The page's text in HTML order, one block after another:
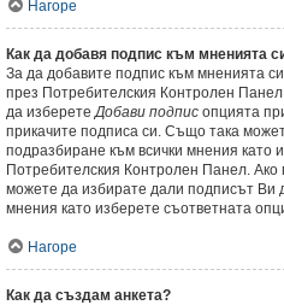
Нагоре
Как да добавя подпис към мненията
За да добавите подпис към мненията
през Потребителския Контролен
да изберетеДобави подпис опцията
прикачите подписа си. Също така
подразбиране към всички мнения като
Потребителския Контролен Панел. Ако
можете да избирате дали подписът Ви
мнения като изберете съответната
Нагоре
Как да създам анкета?